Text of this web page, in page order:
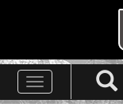
Toggle
navigation